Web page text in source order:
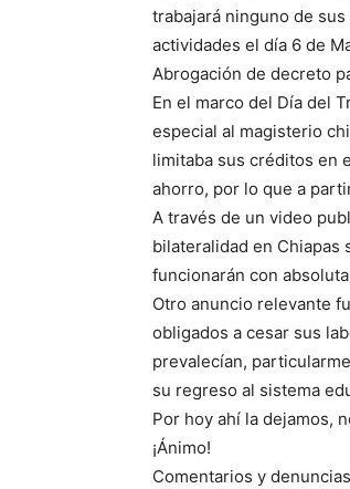
trabajará ninguno de
actividades el día 6 de
Abrogación de decreto
En el marco del Día del
especial al magisterio
limitaba sus créditos en
ahorro, por lo que a
A través de un video
bilateralidad en Chiapas
funcionarán con
Otro anuncio relevante
obligados a cesar sus
prevalecían,
su regreso al sistema
Por hoy ahí la dejamos,
¡Ánimo!
Comentarios y